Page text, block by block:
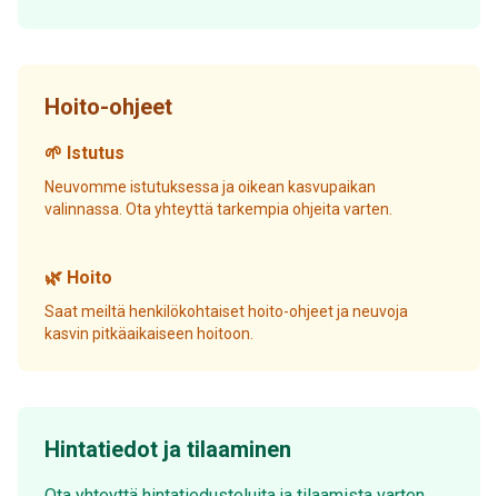
Hoito-ohjeet
🌱 Istutus
Neuvomme istutuksessa ja oikean kasvupaikan
valinnassa. Ota yhteyttä tarkempia ohjeita varten.
🌿 Hoito
Saat meiltä henkilökohtaiset hoito-ohjeet ja neuvoja
kasvin pitkäaikaiseen hoitoon.
Hintatiedot ja tilaaminen